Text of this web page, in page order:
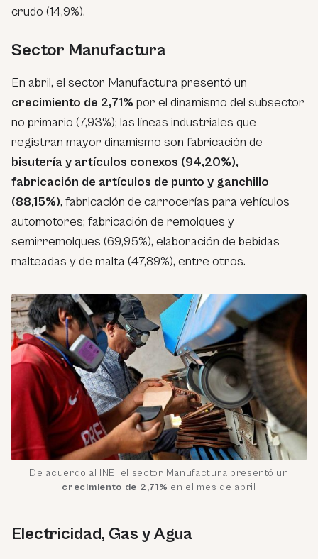
crudo (14,9%).
Sector Manufactura
En abril, el sector Manufactura presentó un
crecimiento de 2,71% por el dinamismo del subsector
no primario (7,93%); las líneas industriales que
registran mayor dinamismo son fabricación de
bisutería y artículos conexos (94,20%),
fabricación de artículos de punto y ganchillo
(88,15%), fabricación de carrocerías para vehículos
automotores; fabricación de remolques y
semirremolques (69,95%), elaboración de bebidas
malteadas y de malta (47,89%), entre otros.
De acuerdo al INEI el sector Manufactura presentó un
crecimiento de 2,71% en el mes de abril
Electricidad, Gas y Agua